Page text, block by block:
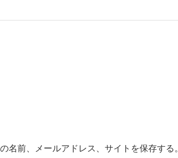
名前、メールアドレス、サイトを保存する。